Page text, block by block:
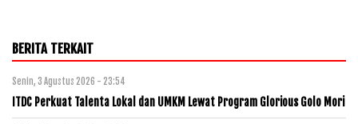
BERITA TERKAIT
Senin, 3 Agustus 2026 - 23:54
ITDC Perkuat Talenta Lokal dan UMKM Lewat Program Glorious Golo Mori